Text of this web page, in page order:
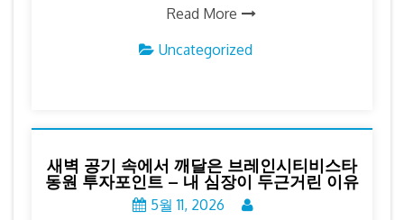
Read More
Uncategorized
새벽 공기 속에서 깨달은 브레인시티비스타
동원 투자포인트 – 내 심장이 두근거린 이유
5월 11, 2026